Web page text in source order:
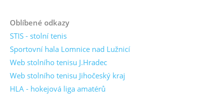
Oblíbené odkazy
STIS - stolní tenis
Sportovní hala Lomnice nad Lužnicí
Web stolního tenisu J.Hradec
Web stolního tenisu Jihočeský kraj
HLA - hokejová liga amatérů